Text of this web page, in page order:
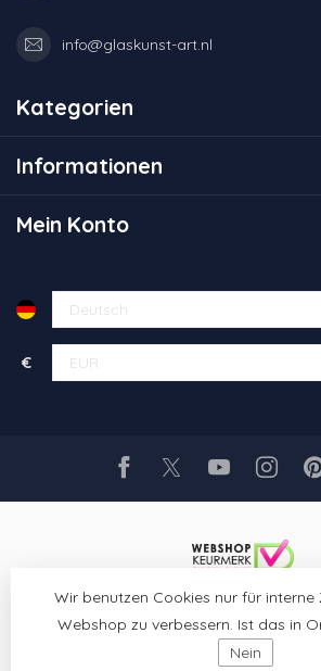
info@glaskunst-art.nl
Kategorien
Informationen
Mein Konto
€
Wir benutzen Cookies nur für interne
Webshop zu verbessern. Ist das in
Nein